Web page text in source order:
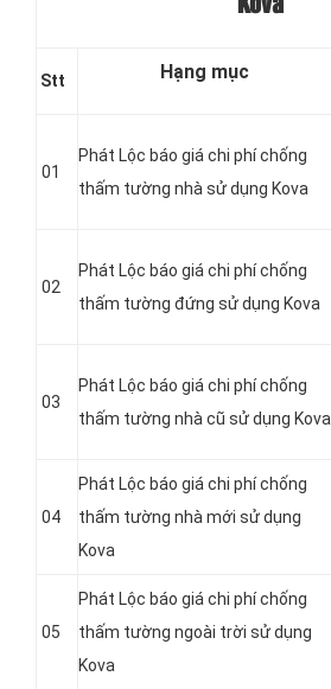
Kova
Stt Hạng mục
01
Phát Lộc báo giá chi phí chống
thấm tường nhà sử dụng Kova
02
Phát Lộc báo giá chi phí chống
thấm tường đứng sử dụng Kova
03
Phát Lộc báo giá chi phí chống
thấm tường nhà cũ sử dụng Kova
04
Phát Lộc báo giá chi phí chống
thấm tường nhà mới sử dụng
Kova
05
Phát Lộc báo giá chi phí chống
thấm tường ngoài trời sử dụng
Kova